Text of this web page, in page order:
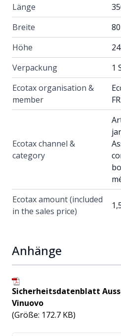
Länge
Breite
80
Höhe
Verpackung
1
Ecotax organisation &
member
Ecotax channel &
category
Ecotax amount (included
in the sales price)
Anhänge
Sicherheitsdatenblatt
Vinuovo
(Größe: 172.7 KB)